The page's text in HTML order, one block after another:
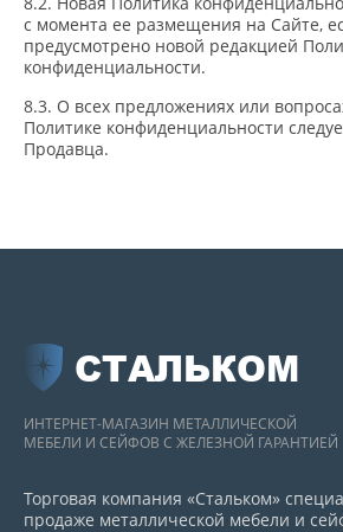
с момента ее размещения на Сайте,
предусмотрено новой редакцией
конфиденциальности.
8.3. О всех предложениях или
Политике конфиденциальности
Продавца.
СТАЛЬКОМ
ИНТЕРНЕТ-МАГАЗИН МЕТАЛЛИЧЕСКОЙ
МЕБЕЛИ И СЕЙФОВ С ЖЕЛЕЗНОЙ ГАРАНТИЕЙ
Торговая компания «Стальком»
продаже металлической мебели и